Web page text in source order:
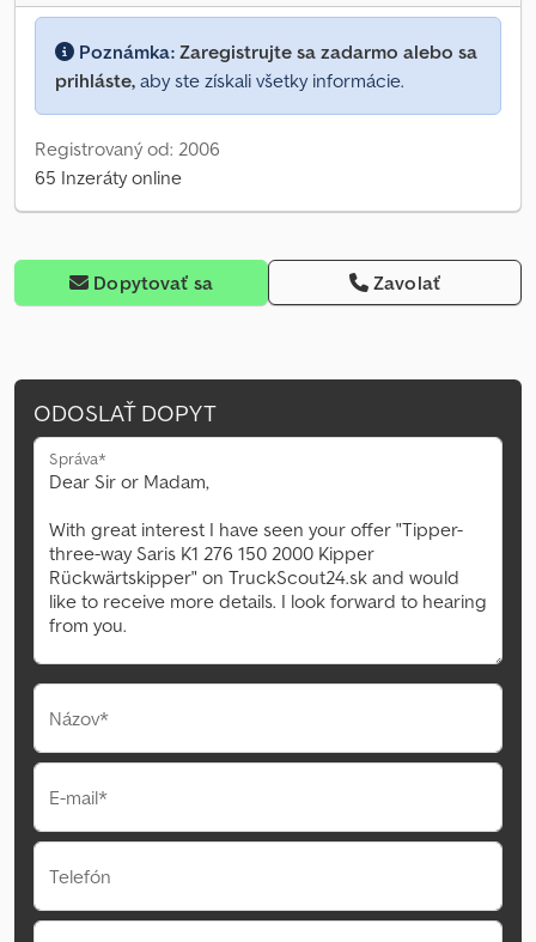
Poznámka: Zaregistrujte sa zadarmo alebo sa
prihláste, aby ste získali všetky informácie.
Registrovaný od: 2006
65 Inzeráty online
Dopytovať sa Zavolať
ODOSLAŤ DOPYT
Správa*
Názov*
E-mail*
Telefón